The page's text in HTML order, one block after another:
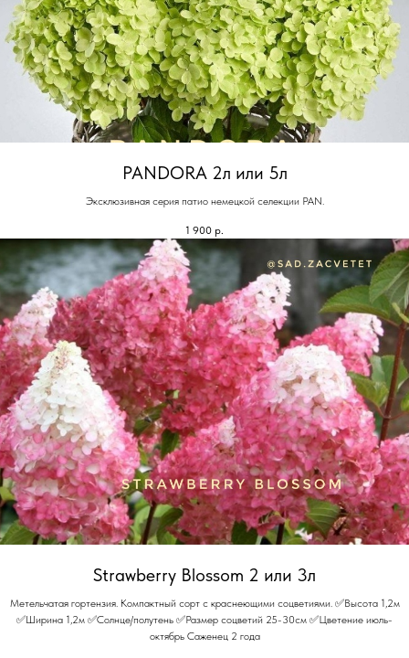
PANDORA 2л или 5л
Эксклюзивная серия патио немецкой селекции PAN.
1 900 р.
Strawberry Blossom 2 или 3л
Метельчатая гортензия. Компактный сорт с краснеющими соцветиями. ✅Высота 1,2м
✅Ширина 1,2м ✅Солнце/полутень ✅Размер соцветий 25-30см ✅Цветение июль-
октябрь Саженец 2 года